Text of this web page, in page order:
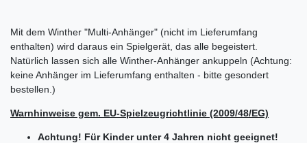
Mit dem Winther "Multi-Anhänger" (nicht im Lieferumfang
enthalten) wird daraus ein Spielgerät, das alle begeistert.
Natürlich lassen sich alle Winther-Anhänger ankuppeln (Achtung:
keine Anhänger im Lieferumfang enthalten - bitte gesondert
bestellen.)
Warnhinweise gem. EU-Spielzeugrichtlinie (2009/48/EG)
Achtung! Für Kinder unter 4 Jahren nicht geeignet!